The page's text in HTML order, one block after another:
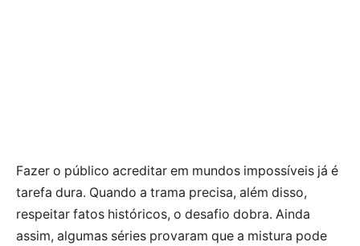
Fazer o público acreditar em mundos impossíveis já é
tarefa dura. Quando a trama precisa, além disso,
respeitar fatos históricos, o desafio dobra. Ainda
assim, algumas séries provaram que a mistura pode